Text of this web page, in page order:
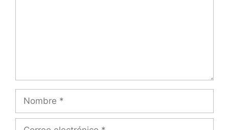
Nombre
Correo